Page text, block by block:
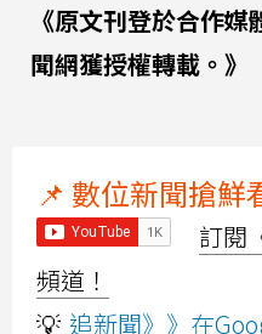
《原文刊登於合作媒
聞網獲授權轉載。》
📌 數位新聞搶鮮
訂閱
頻道！
💡 追新聞》》在